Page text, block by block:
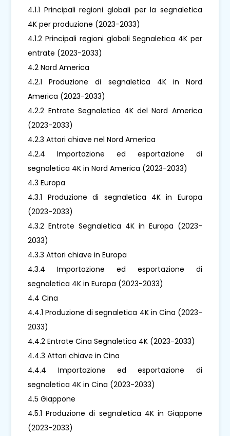
4.1.1 Principali regioni globali per la segnaletica
4K per produzione (2023-2033)
4.1.2 Principali regioni globali Segnaletica 4K per
entrate (2023-2033)
4.2 Nord America
4.2.1 Produzione di segnaletica 4K in Nord
America (2023-2033)
4.2.2 Entrate Segnaletica 4K del Nord America
(2023-2033)
4.2.3 Attori chiave nel Nord America
4.2.4 Importazione ed esportazione di
segnaletica 4K in Nord America (2023-2033)
4.3 Europa
4.3.1 Produzione di segnaletica 4K in Europa
(2023-2033)
4.3.2 Entrate Segnaletica 4K in Europa (2023-
2033)
4.3.3 Attori chiave in Europa
4.3.4 Importazione ed esportazione di
segnaletica 4K in Europa (2023-2033)
4.4 Cina
4.4.1 Produzione di segnaletica 4K in Cina (2023-
2033)
4.4.2 Entrate Cina Segnaletica 4K (2023-2033)
4.4.3 Attori chiave in Cina
4.4.4 Importazione ed esportazione di
segnaletica 4K in Cina (2023-2033)
4.5 Giappone
4.5.1 Produzione di segnaletica 4K in Giappone
(2023-2033)